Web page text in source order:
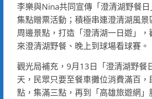
李樂與Nina共同宣傳「澄清湖野餐
集點贈票活動；積極串連澄清湖風景
周邊景點，打造「澄清湖一日遊」，
來澄清湖野餐、晚上到球場看球賽。
觀光局補充，9月13日「澄清湖野餐
天，民眾只要至餐車攤位消費滿百，
點，集滿三點，再到「高雄旅遊網」